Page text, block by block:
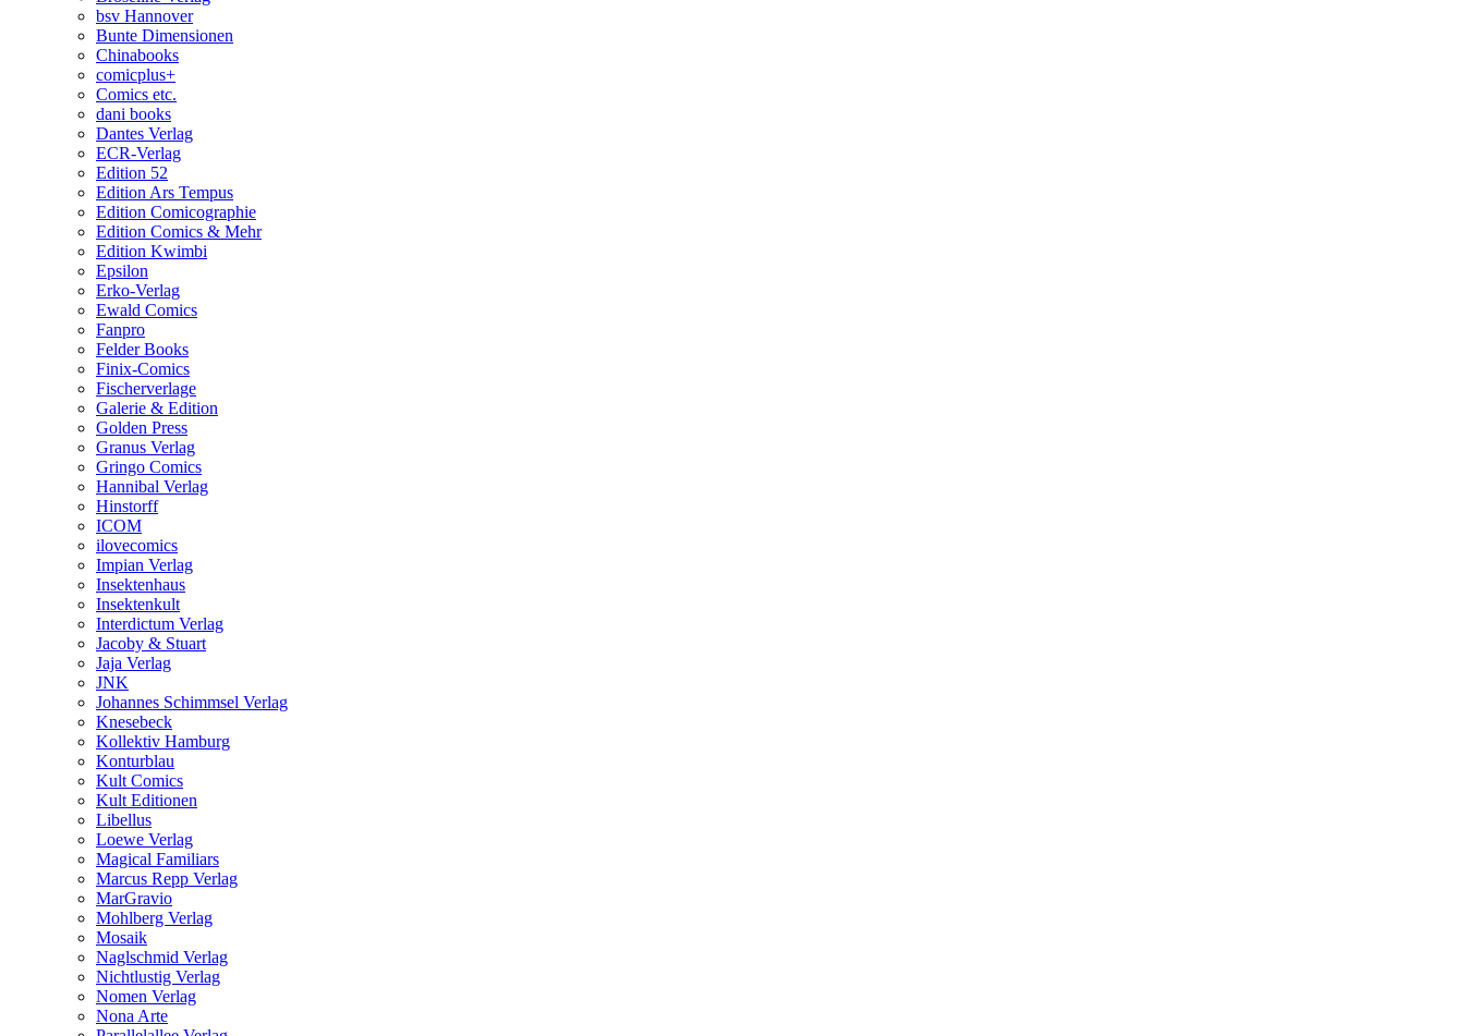
bsv Hannover
Bunte Dimensionen
Chinabooks
comicplus+
Comics etc.
dani books
Dantes Verlag
ECR-Verlag
Edition 52
Edition Ars Tempus
Edition Comicographie
Edition Comics & Mehr
Edition Kwimbi
Epsilon
Erko-Verlag
Ewald Comics
Fanpro
Felder Books
Finix-Comics
Fischerverlage
Galerie & Edition
Golden Press
Granus Verlag
Gringo Comics
Hannibal Verlag
Hinstorff
ICOM
ilovecomics
Impian Verlag
Insektenhaus
Insektenkult
Interdictum Verlag
Jacoby & Stuart
Jaja Verlag
JNK
Johannes Schimmsel Verlag
Knesebeck
Kollektiv Hamburg
Konturblau
Kult Comics
Kult Editionen
Libellus
Loewe Verlag
Magical Familiars
Marcus Repp Verlag
MarGravio
Mohlberg Verlag
Mosaik
Naglschmid Verlag
Nichtlustig Verlag
Nomen Verlag
Nona Arte